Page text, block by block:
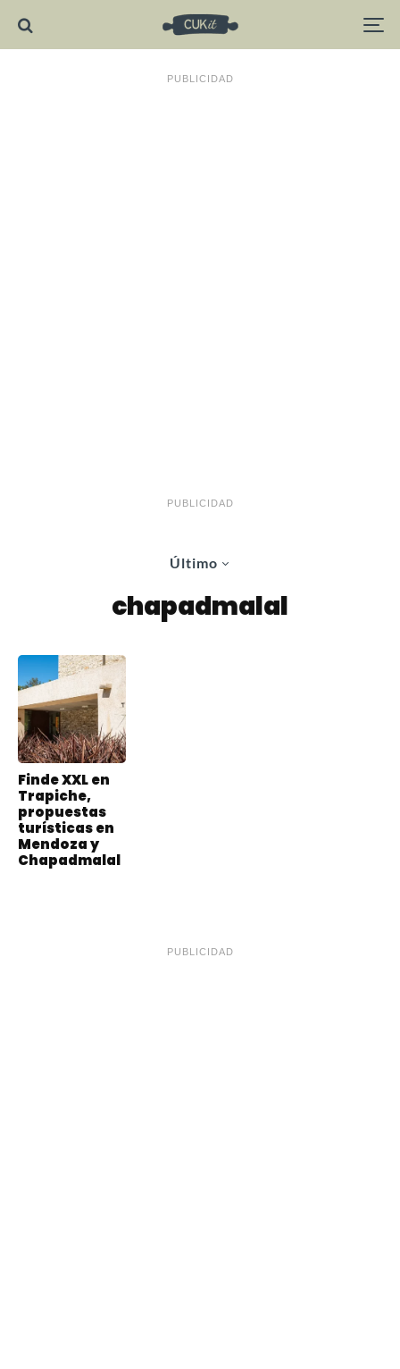
PUBLICIDAD
PUBLICIDAD
Último
chapadmalal
Finde XXL en
Trapiche,
propuestas
turísticas en
Mendoza y
Chapadmalal
PUBLICIDAD